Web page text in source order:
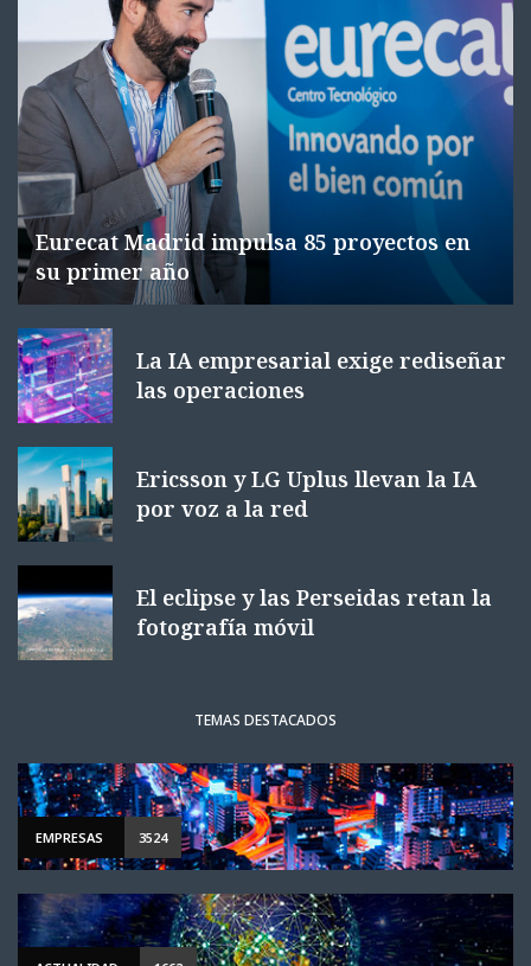
Eurecat Madrid impulsa 85 proyectos en
su primer año
La IA empresarial exige rediseñar
las operaciones
Ericsson y LG Uplus llevan la IA
por voz a la red
El eclipse y las Perseidas retan la
fotografía móvil
TEMAS DESTACADOS
EMPRESAS 3524